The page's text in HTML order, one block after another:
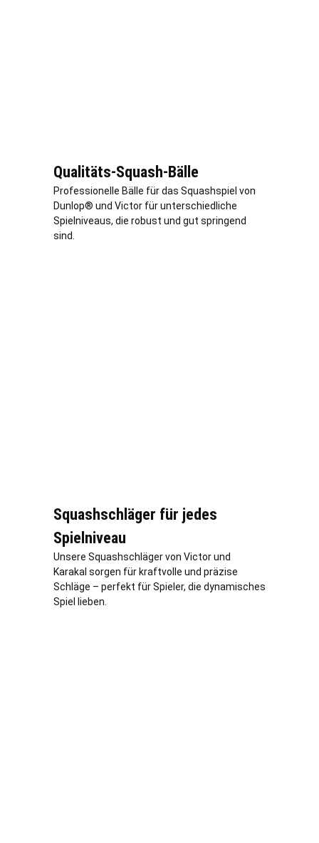
Qualitäts-Squash-Bälle
Professionelle Bälle für das Squashspiel von
Dunlop® und Victor für unterschiedliche
Spielniveaus, die robust und gut springend
sind.
Squashschläger für jedes
Spielniveau
Unsere Squashschläger von Victor und
Karakal sorgen für kraftvolle und präzise
Schläge – perfekt für Spieler, die dynamisches
Spiel lieben.